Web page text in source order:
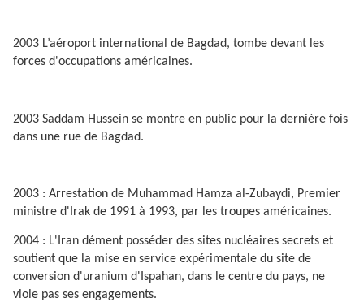
2003 L’aéroport international de Bagdad, tombe devant les
forces d'occupations américaines.
2003 Saddam Hussein se montre en public pour la dernière fois
dans une rue de Bagdad.
2003 : Arrestation de Muhammad Hamza al-Zubaydi, Premier
ministre d'Irak de 1991 à 1993, par les troupes américaines.
2004 : L'Iran dément posséder des sites nucléaires secrets et
soutient que la mise en service expérimentale du site de
conversion d'uranium d'Ispahan, dans le centre du pays, ne
viole pas ses engagements.